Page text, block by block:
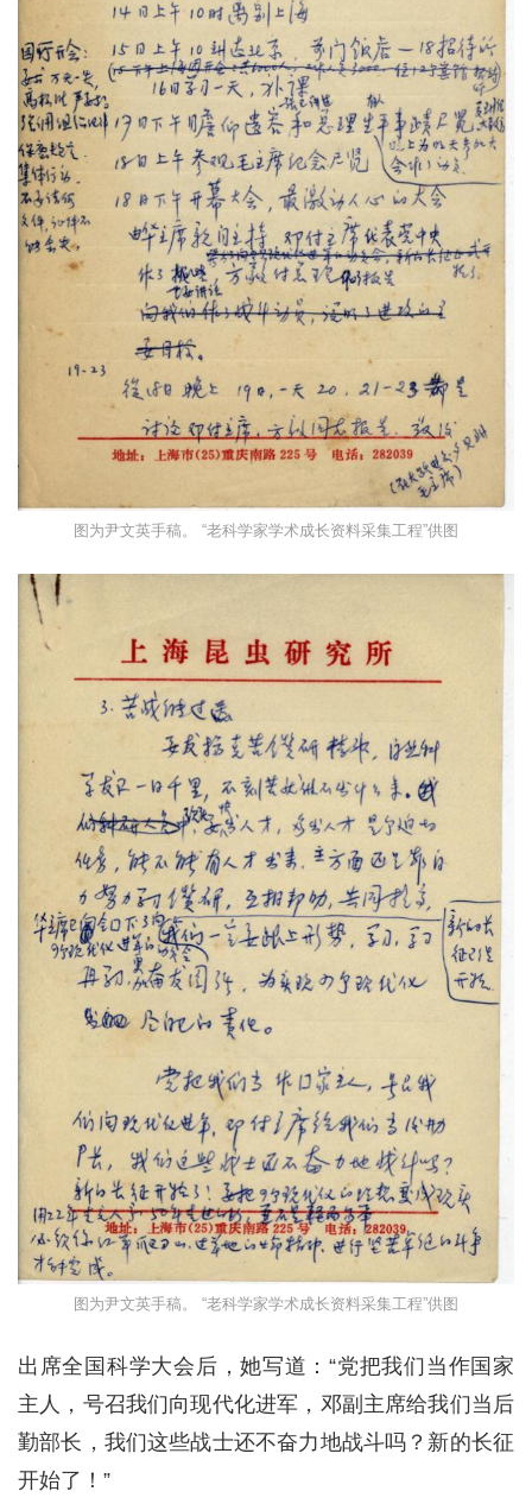
图为尹文英手稿。 “老科学家学术成长资料采集工程”供图
图为尹文英手稿。 “老科学家学术成长资料采集工程”供图
出席全国科学大会后，她写道：“党把我们当作国家
主人，号召我们向现代化进军，邓副主席给我们当后
勤部长，我们这些战士还不奋力地战斗吗？新的长征
开始了！”